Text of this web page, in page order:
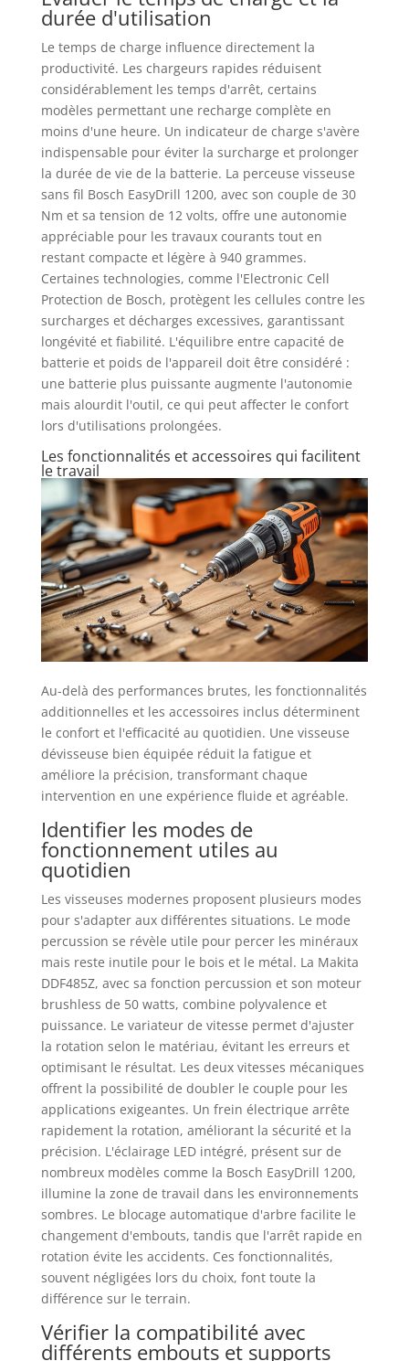
durée d'utilisation
Le temps de charge influence directement la
productivité. Les chargeurs rapides réduisent
considérablement les temps d'arrêt, certains
modèles permettant une recharge complète en
moins d'une heure. Un indicateur de charge s'avère
indispensable pour éviter la surcharge et prolonger
la durée de vie de la batterie. La perceuse visseuse
sans fil Bosch EasyDrill 1200, avec son couple de 30
Nm et sa tension de 12 volts, offre une autonomie
appréciable pour les travaux courants tout en
restant compacte et légère à 940 grammes.
Certaines technologies, comme l'Electronic Cell
Protection de Bosch, protègent les cellules contre les
surcharges et décharges excessives, garantissant
longévité et fiabilité. L'équilibre entre capacité de
batterie et poids de l'appareil doit être considéré :
une batterie plus puissante augmente l'autonomie
mais alourdit l'outil, ce qui peut affecter le confort
lors d'utilisations prolongées.
Les fonctionnalités et accessoires qui facilitent
le travail
Au-delà des performances brutes, les fonctionnalités
additionnelles et les accessoires inclus déterminent
le confort et l'efficacité au quotidien. Une visseuse
dévisseuse bien équipée réduit la fatigue et
améliore la précision, transformant chaque
intervention en une expérience fluide et agréable.
Identifier les modes de
fonctionnement utiles au
quotidien
Les visseuses modernes proposent plusieurs modes
pour s'adapter aux différentes situations. Le mode
percussion se révèle utile pour percer les minéraux
mais reste inutile pour le bois et le métal. La Makita
DDF485Z, avec sa fonction percussion et son moteur
brushless de 50 watts, combine polyvalence et
puissance. Le variateur de vitesse permet d'ajuster
la rotation selon le matériau, évitant les erreurs et
optimisant le résultat. Les deux vitesses mécaniques
offrent la possibilité de doubler le couple pour les
applications exigeantes. Un frein électrique arrête
rapidement la rotation, améliorant la sécurité et la
précision. L'éclairage LED intégré, présent sur de
nombreux modèles comme la Bosch EasyDrill 1200,
illumine la zone de travail dans les environnements
sombres. Le blocage automatique d'arbre facilite le
changement d'embouts, tandis que l'arrêt rapide en
rotation évite les accidents. Ces fonctionnalités,
souvent négligées lors du choix, font toute la
différence sur le terrain.
Vérifier la compatibilité avec
différents embouts et supports